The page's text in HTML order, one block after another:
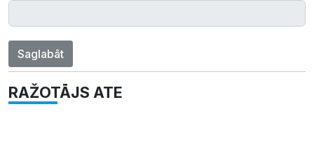
Saglabāt
RAŽOTĀJS ATE